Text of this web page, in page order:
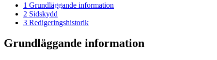
1 Grundläggande information
2 Sidskydd
3 Redigeringshistorik
Grundläggande information